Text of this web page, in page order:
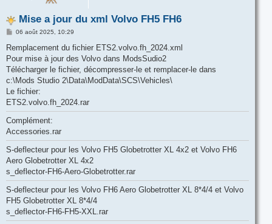
Mise a jour du xml Volvo FH5 FH6
M
s
a
g
06 août 2025, 10:29
Remplacement du fichier ETS2.volvo.fh_2024.xml
Pour mise à jour des Volvo dans ModsSudio2
Télécharger le fichier, décompresser-le et remplacer-le dans
c:\Mods Studio 2\Data\ModData\SCS\Vehicles\
Le fichier:
ETS2.volvo.fh_2024.rar
Complément:
Accessories.rar
S-deflecteur pour les Volvo FH5 Globetrotter XL 4x2 et Volvo FH6
Aero Globetrotter XL 4x2
s_deflector-FH6-Aero-Globetrotter.rar
S-deflecteur pour les Volvo FH6 Aero Globetrotter XL 8*4/4 et Volvo
FH5 Globetrotter XL 8*4/4
s_deflector-FH6-FH5-XXL.rar